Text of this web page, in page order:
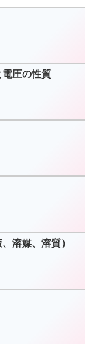
電圧の性質
溶媒、溶質）